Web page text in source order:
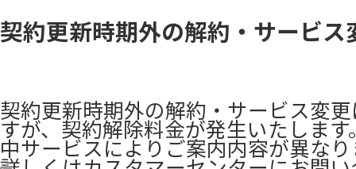
契約更新時期外の解約・サービス
契約更新時期外の解約・サービス変
すが、契約解除料金が発生いたします
中サービスによりご案内内容が異な